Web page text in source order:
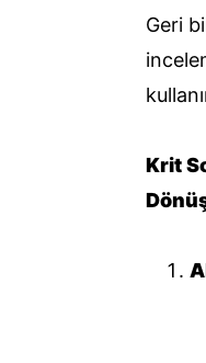
Geri
Krit